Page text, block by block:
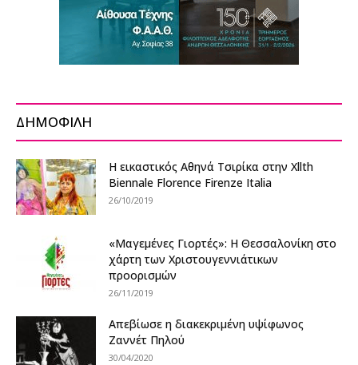
ΔΗΜΟΦΙΛΗ
Η εικαστικός Αθηνά Τσιρίκα στην Xllth
Biennale Florence Firenze Italia
26/10/2019
«Μαγεμένες Γιορτές»: Η Θεσσαλονίκη στο
χάρτη των Χριστουγεννιάτικων
προορισμών
26/11/2019
Απεβίωσε η διακεκριμένη υψίφωνος
Ζαννέτ Πηλού
30/04/2020